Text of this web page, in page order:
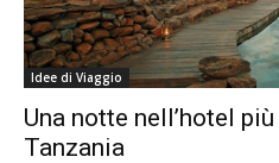
Idee di Viaggio
Una notte nell’hotel
Tanzania